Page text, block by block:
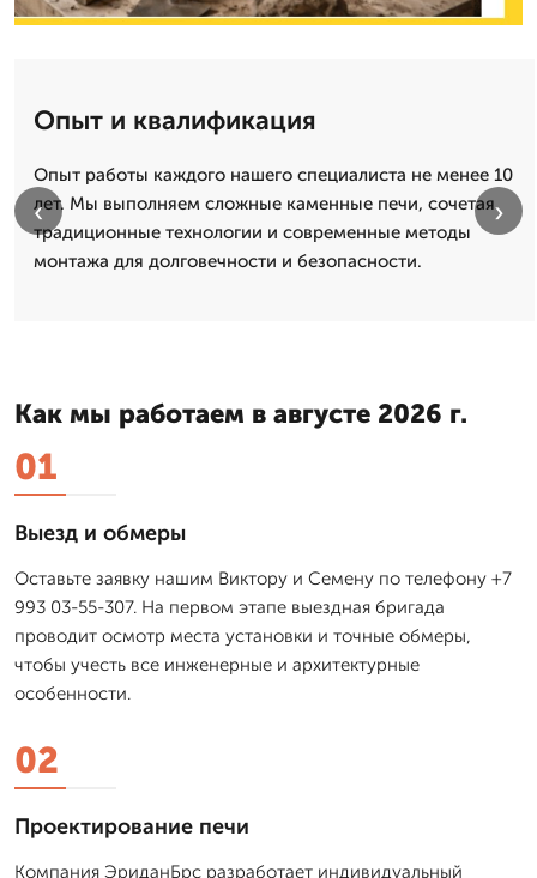
Опыт и квалификация
Опыт работы каждого нашего специалиста не менее 10
лет. Мы выполняем сложные каменные печи, сочетая
традиционные технологии и современные методы
монтажа для долговечности и безопасности.
‹ ›
Как мы работаем в августе 2026 г.
01
Выезд и обмеры
Оставьте заявку нашим Виктору и Семену по телефону +7
993 03-55-307. На первом этапе выездная бригада
проводит осмотр места установки и точные обмеры,
чтобы учесть все инженерные и архитектурные
особенности.
02
Проектирование печи
Компания ЭриданБрс разработает индивидуальный